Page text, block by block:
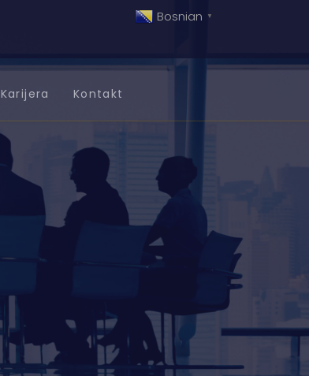
Bosnian ▼
Karijera Kontakt